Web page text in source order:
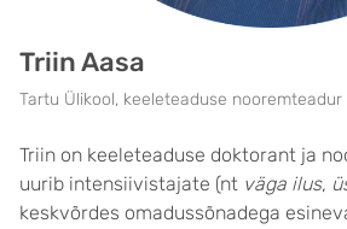
Triin Aasa
Tartu Ülikool, keeleteaduse nooremteadur
Triin on keeleteaduse doktorant ja
uurib intensiivistajate (nt väga ilus,
keskvõrdes omadussõnadega